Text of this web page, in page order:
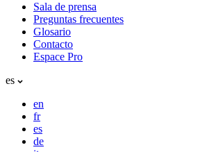
Sala de prensa
Preguntas frecuentes
Glosario
Contacto
Espace Pro
es
en
fr
es
de